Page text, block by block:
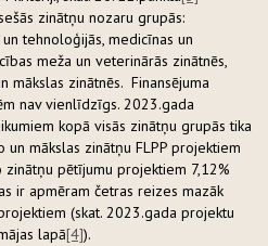
zinātņu nozaru grupās:
tehnoloģijās, medicīnas un
meža un veterinārās zinātnēs,
mākslas zinātnēs. Finansējuma
nav vienlīdzīgs. 2023.gada
kopā visās zinātņu grupās tika
mākslas zinātņu FLPP projektiem
pētījumu projektiem 7,12%
ir apmēram četras reizes mazāk
(skat. 2023.gada projektu
lapā[4]).